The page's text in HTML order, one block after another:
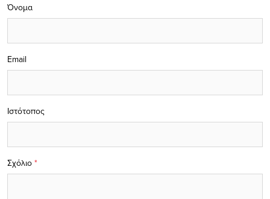
Σχόλιο *
Όνομα
Email
Ιστότοπος